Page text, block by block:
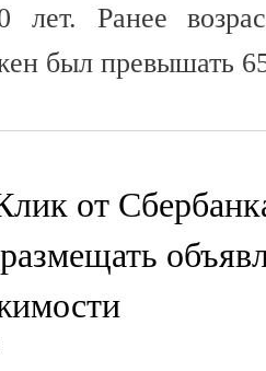
лет. Ранее
был превышать
от